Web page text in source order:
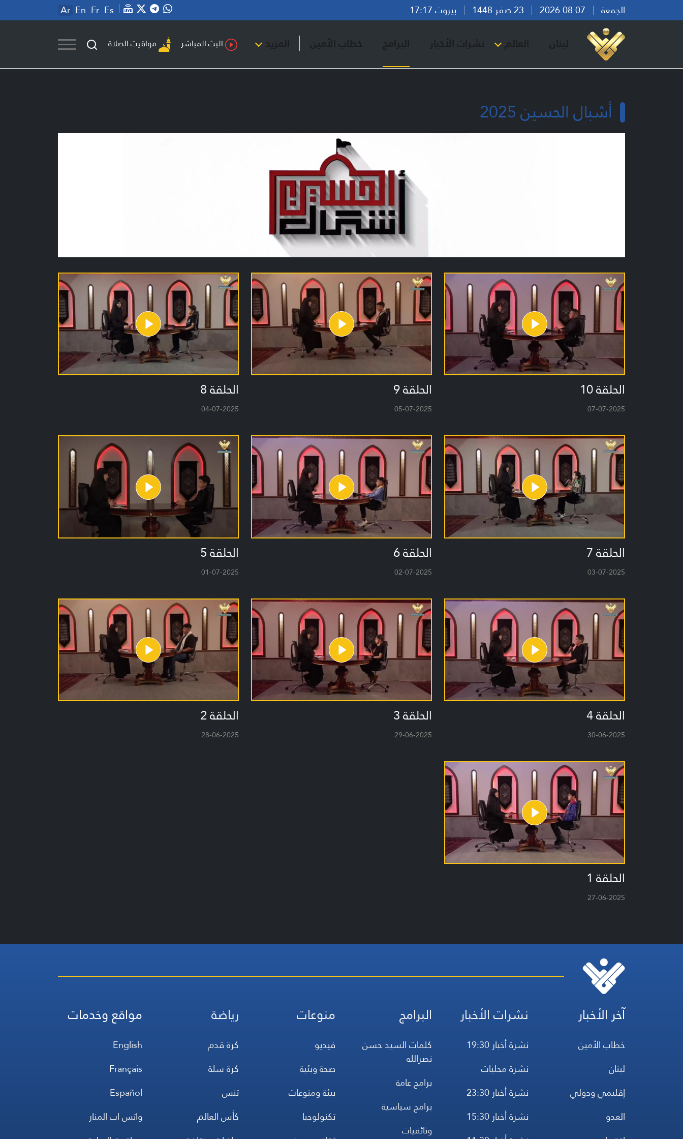
الجمعة بيروت 17:17 Ar En Fr Es
لبنان العالم نشرات الأخبار البرامج خطاب الأمين المزيد البث المباشر مواقيت الصلاة
أشبال الحسين 2025
الحلقة 10
07-07-2025
الحلقة 9
05-07-2025
الحلقة 8
04-07-2025
الحلقة 7
03-07-2025
الحلقة 6
02-07-2025
الحلقة 5
01-07-2025
الحلقة 4
30-06-2025
الحلقة 3
29-06-2025
الحلقة 2
28-06-2025
الحلقة 1
27-06-2025
آخر الأخبار
خطاب الأمين
لبنان
إقليمي ودولي
العدو
نشرات الأخبار
نشرة أخبار 19:30
نشرة محليات
نشرة أخبار 23:30
نشرة أخبار 15:30
البرامج
كلمات السيد حسن
نصرالله
برامج عامة
برامج سياسية
وثائقيات
منوعات
فيديو
صحة وبئية
بيئة ومنوعات
تكنولوجيا
رياضة
كرة قدم
كرة سلة
تنس
كأس العالم
مواقع وخدمات
English
Français
Español
واتس اب المنار